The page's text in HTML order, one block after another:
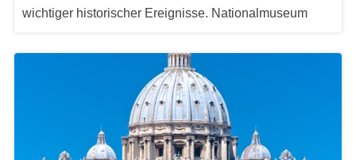
wichtiger historischer Ereignisse. Nationalmuseum